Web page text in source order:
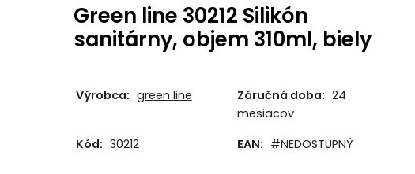
Green line 30212 Silikón
sanitárny, objem 310ml, biely
Výrobca: green line Záručná doba: 24
mesiacov
Kód: 30212 EAN: #NEDOSTUPNÝ